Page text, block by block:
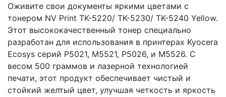
Оживите свои документы яркими цветами с
тонером NV Print TK-5220/ TK-5230/ TK-5240 Yellow.
Этот высококачественный тонер специально
разработан для использования в принтерах Kyocera
Ecosys серий P5021, M5521, P5026, и M5526. С
весом 500 граммов и лазерной технологией
печати, этот продукт обеспечивает чистый и
стойкий желтый цвет, улучшая четкость и яркость